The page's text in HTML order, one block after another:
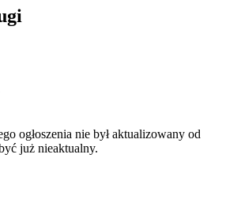
ogłoszenia nie był aktualizowany od
już nieaktualny.